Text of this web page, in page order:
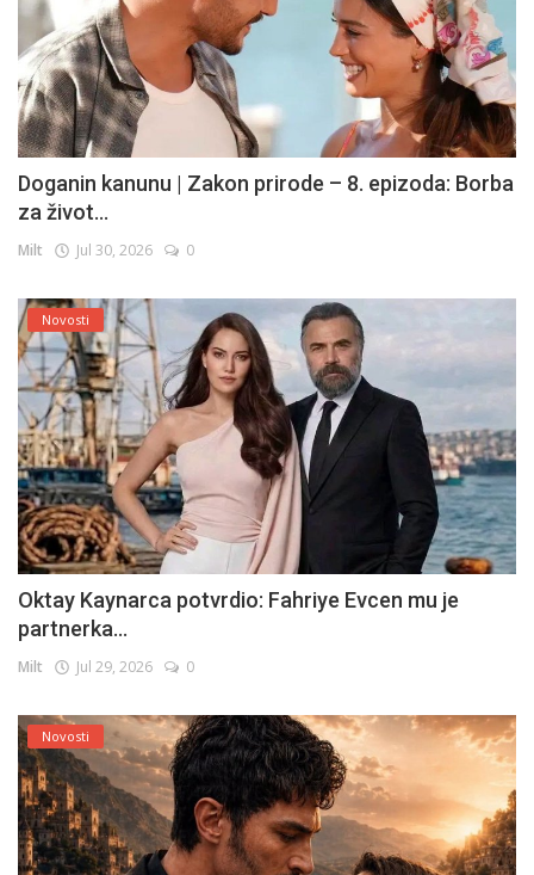
Doganin kanunu | Zakon prirode – 8. epizoda: Borba
za život...
Milt Jul 30, 2026 0
Novosti
Oktay Kaynarca potvrdio: Fahriye Evcen mu je
partnerka...
Milt Jul 29, 2026 0
Novosti